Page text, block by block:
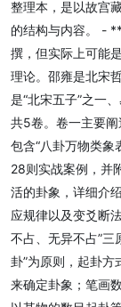
整理本，是以故宫
的结构与内容。 -
撰，但实际上可能
理论。邵雍是北宋
是“北宋五子”之一
共5卷。卷一主要阐
包含“八卦万物类象
28则实战案例，并
活的卦象，详细介
应规律以及变爻断
不占、无异不占”
卦”为原则，起卦
来确定卦象；笔画